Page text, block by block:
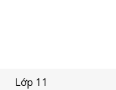
Lớp 11